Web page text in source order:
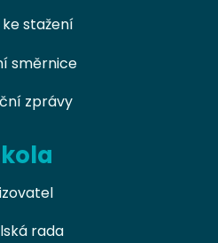
ke stažení
směrnice
zprávy
rada